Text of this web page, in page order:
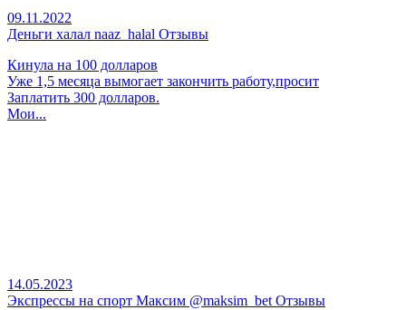
09.11.2022
Деньги халал naaz_halal Отзывы
Кинула на 100 долларов
Уже 1,5 месяца вымогает закончить работу,просит
Заплатить 300 долларов.
Мои...
14.05.2023
Экспрессы на спорт Максим @maksim_bet Отзывы